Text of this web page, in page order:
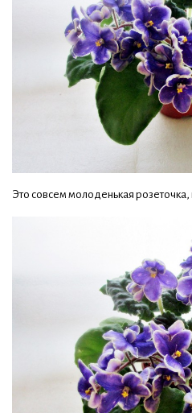
Это совсем молоденькая розеточка,